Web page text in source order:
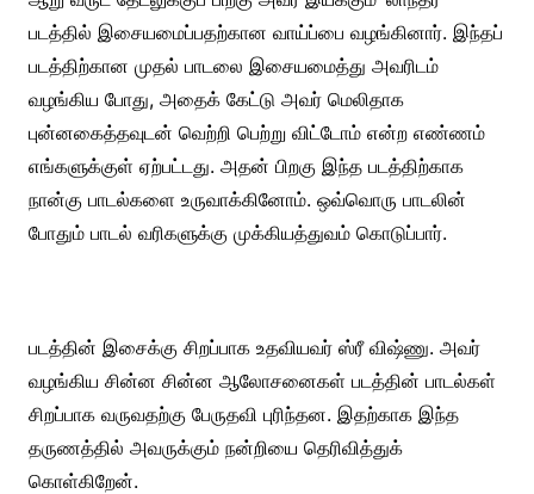
படத்தில் இசையமைப்பதற்கான வாய்ப்பை வழங்கினார். இந்தப்
படத்திற்கான முதல் பாடலை இசையமைத்து அவரிடம்
வழங்கிய போது, அதைக் கேட்டு அவர் மெலிதாக
புன்னகைத்தவுடன் வெற்றி பெற்று விட்டோம் என்ற எண்ணம்
எங்களுக்குள் ஏற்பட்டது.‌ அதன் பிறகு இந்த படத்திற்காக
நான்கு பாடல்களை உருவாக்கினோம். ஒவ்வொரு பாடலின்
போதும் பாடல் வரிகளுக்கு முக்கியத்துவம் கொடுப்பார்.
படத்தின் இசைக்கு சிறப்பாக உதவியவர் ஸ்ரீ விஷ்ணு.‌ அவர்
வழங்கிய சின்ன சின்ன ஆலோசனைகள் படத்தின் பாடல்கள்
சிறப்பாக வருவதற்கு பேருதவி புரிந்தன. இதற்காக இந்த
தருணத்தில் அவருக்கும் நன்றியை தெரிவித்துக்
கொள்கிறேன்.